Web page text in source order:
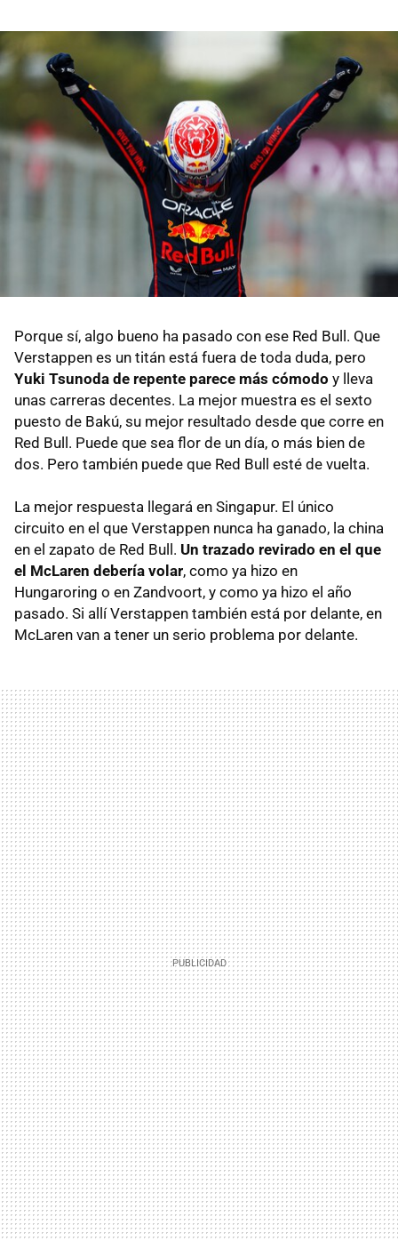
Porque sí, algo bueno ha pasado con ese Red Bull. Que
Verstappen es un titán está fuera de toda duda, pero
Yuki Tsunoda de repente parece más cómodo y lleva
unas carreras decentes. La mejor muestra es el sexto
puesto de Bakú, su mejor resultado desde que corre en
Red Bull. Puede que sea flor de un día, o más bien de
dos. Pero también puede que Red Bull esté de vuelta.
La mejor respuesta llegará en Singapur. El único
circuito en el que Verstappen nunca ha ganado, la china
en el zapato de Red Bull. Un trazado revirado en el que
el McLaren debería volar, como ya hizo en
Hungaroring o en Zandvoort, y como ya hizo el año
pasado. Si allí Verstappen también está por delante, en
McLaren van a tener un serio problema por delante.